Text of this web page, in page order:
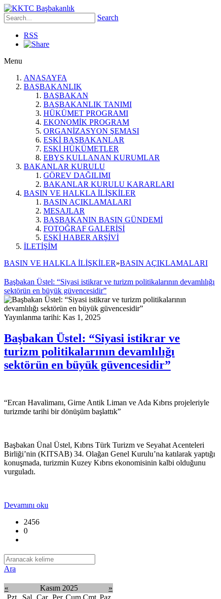
Search
RSS
Menu
ANASAYFA
BAŞBAKANLIK
BAŞBAKAN
BAŞBAKANLIK TANIMI
HÜKÜMET PROGRAMI
EKONOMİK PROGRAM
ORGANİZASYON ŞEMASI
ESKİ BAŞBAKANLAR
ESKİ HÜKÜMETLER
EBYS KULLANAN KURUMLAR
BAKANLAR KURULU
GÖREV DAĞILIMI
BAKANLAR KURULU KARARLARI
BASIN VE HALKLA İLİŞKİLER
BASIN AÇIKLAMALARI
MESAJLAR
BAŞBAKANIN BASIN GÜNDEMİ
FOTOĞRAF GALERİSİ
ESKİ HABER ARŞİVİ
İLETİŞİM
BASIN VE HALKLA İLİŞKİLER»BASIN AÇIKLAMALARI
Başbakan Üstel: “Siyasi istikrar ve turizm politikalarının devamlılığı
sektörün en büyük güvencesidir”
Yayınlanma tarihi: Kas 1, 2025
Başbakan Üstel: “Siyasi istikrar ve
turizm politikalarının devamlılığı
sektörün en büyük güvencesidir”
“Ercan Havalimanı, Girne Antik Liman ve Ada Kıbrıs projeleriyle
turizmde tarihi bir dönüşüm başlattık”
Başbakan Ünal Üstel, Kıbrıs Türk Turizm ve Seyahat Acenteleri
Birliği’nin (KITSAB) 34. Olağan Genel Kurulu’na katılarak yaptığı
konuşmada, turizmin Kuzey Kıbrıs ekonomisinin kalbi olduğunu
vurguladı.
Devamını oku
2456
0
Ara
« Kasım 2025
»
Pzt
Sal Çar Per Cum Cmt Paz